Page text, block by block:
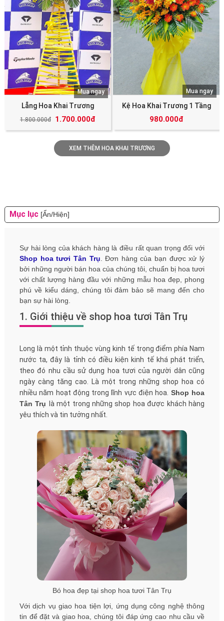
Lẵng Hoa Khai Trương
1.800.000đ 1.700.000đ
Mua ngay
Kệ Hoa Khai Trương 1 Tầng
980.000đ
Mua ngay
XEM THÊM HOA KHAI TRƯƠNG
Mục lục [Ẩn/Hiện]
Sự hài lòng của khách hàng là điều rất quan trọng đối với
Shop hoa tươi Tân Trụ . Đơn hàng của bạn được xử lý
bởi những người bán hoa của chúng tôi, chuẩn bị hoa tươi
với chất lượng hàng đầu với những mẫu hoa đẹp, phong
phú về kiểu dáng, chúng tôi đảm bảo sẽ mang đến cho
bạn sự hài lòng.
1. Giới thiệu về shop hoa tươi Tân Trụ
Long là một tỉnh thuộc vùng kinh tế trọng điểm phía Nam
nước ta, đây là tỉnh có điều kiện kinh tế khá phát triển,
theo đó nhu cầu sử dụng hoa tươi của người dân cũng
ngày càng tăng cao. Là một trong những shop hoa có
nhiều năm hoạt động trong lĩnh vực điện hoa. Shop hoa
Tân Trụ
là một trong những shop hoa được khách hàng
yêu thích và tin tưởng nhất.
Bó hoa đẹp tại shop hoa tươi Tân Trụ
Với dịch vụ giao hoa tiện lợi, ứng dụng công nghệ thông
tin để đặt và giao hoa, chúng tôi đáp ứng cao nhu cầu về